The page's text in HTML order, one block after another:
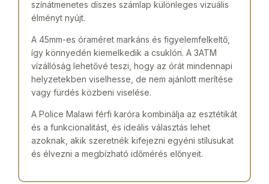
színátmenetes díszes számlap különleges vizuális
élményt nyújt.
A 45mm-es óraméret markáns és figyelemfelkeltő,
így könnyedén kiemelkedik a csuklón. A 3ATM
vízállóság lehetővé teszi, hogy az órát mindennapi
helyzetekben viselhesse, de nem ajánlott merítése
vagy fürdés közbeni viselése.
A Police Malawi férfi karóra kombinálja az esztétikát
és a funkcionalitást, és ideális választás lehet
azoknak, akik szeretnék kifejezni egyéni stílusukat
és élvezni a megbízható időmérés előnyeit.